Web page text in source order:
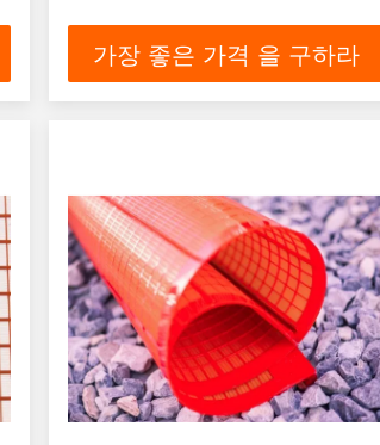
가장 좋은 가격 을 구하라